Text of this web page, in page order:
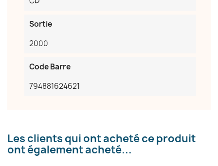
Sortie
2000
Code Barre
794881624621
Les clients qui ont acheté ce produit
ont également acheté...